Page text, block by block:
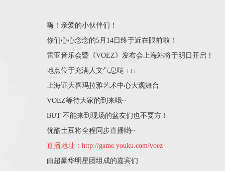
嗨！亲爱的小伙伴们！
你们心心念念的5月14日终于近在眼前啦！
雷亚音乐会暨《VOEZ》发布会上海站将于明日开启！
地点位于充满人文气息哒 ↓↓↓
上海证大喜玛拉雅艺术中心大观舞台
VOEZ等待大家的到来哦~
BUT 不能来到现场的盆友们也不要方！
优酷土豆将全程同步直播哟~
直播地址：http://game.youku.com/voez
由超豪华明星团组成的嘉宾们